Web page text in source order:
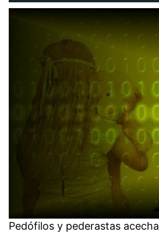
Pedófilos y pederastas